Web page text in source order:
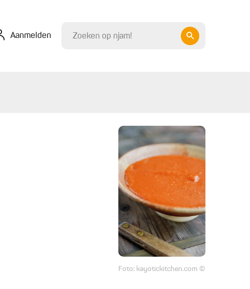
Aanmelden
Foto: kayotickitchen.com ©